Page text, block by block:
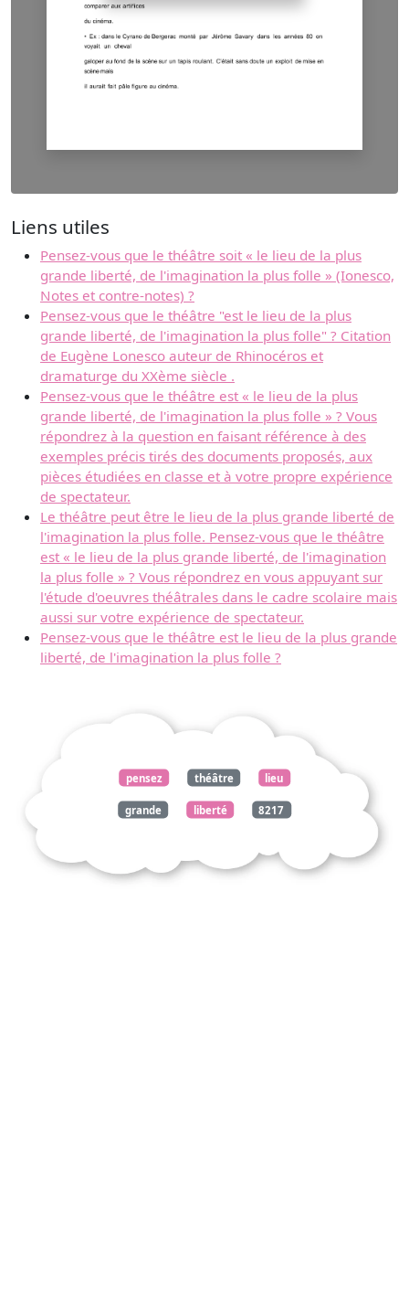
Liens utiles
Pensez-vous que le théâtre soit « le lieu de la plus
grande liberté, de l'imagination la plus folle » (Ionesco,
Notes et contre-notes) ?
Pensez-vous que le théâtre "est le lieu de la plus
grande liberté, de l'imagination la plus folle" ? Citation
de Eugène Lonesco auteur de Rhinocéros et
dramaturge du XXème siècle .
Pensez-vous que le théâtre est « le lieu de la plus
grande liberté, de l'imagination la plus folle » ? Vous
répondrez à la question en faisant référence à des
exemples précis tirés des documents proposés, aux
pièces étudiées en classe et à votre propre expérience
de spectateur.
Le théâtre peut être le lieu de la plus grande liberté de
l'imagination la plus folle. Pensez-vous que le théâtre
est « le lieu de la plus grande liberté, de l'imagination
la plus folle » ? Vous répondrez en vous appuyant sur
l'étude d'oeuvres théâtrales dans le cadre scolaire mais
aussi sur votre expérience de spectateur.
Pensez-vous que le théâtre est le lieu de la plus grande
liberté, de l'imagination la plus folle ?
pensez théâtre lieu
grande liberté 8217